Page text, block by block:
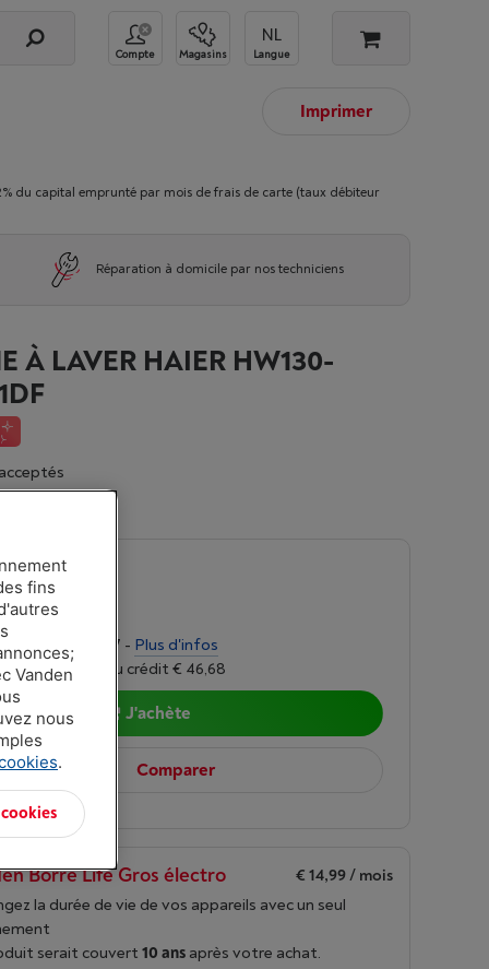
Compte Magasins Langue
Imprimer
du capital emprunté par mois de frais de carte (taux débiteur
Réparation à domicile par nos techniciens
À LAVER HAIER HW130-
Voir le stock
de € 31,07 - Plus d'infos
6,24%, Coût du crédit € 46,68
J'achète
Comparer
Borre Life Gros électro € 14,99/ mois
la durée de vie de vos appareils avec un seul
serait couvert 10 ansaprès votre achat.
fins
Vanden
nous
.